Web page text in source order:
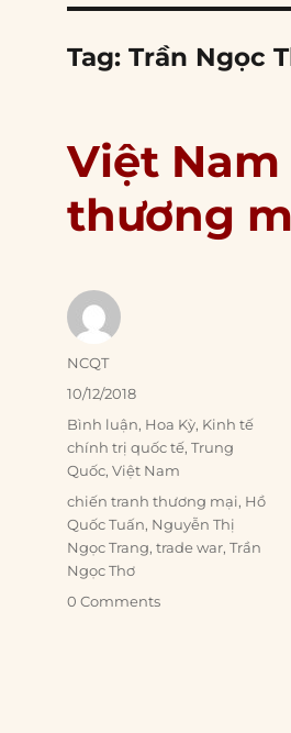
Tag:Trần Ngọc
Việt
thương
Author
NCQT
Posted
on
10/12/2018
Categories
Bình luận, Hoa Kỳ, Kinh tế
chính trị quốc tế,Trung
Quốc,Việt Nam
Tags
chiến tranh thương mại, Hồ
Quốc Tuấn, Nguyễn Thị
Ngọc Trang,trade war,Trần
Ngọc Thơ
0 Comments